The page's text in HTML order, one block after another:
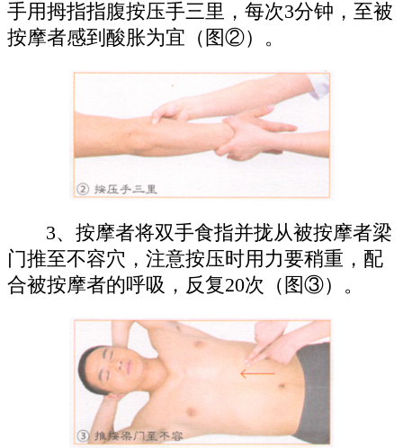
手用拇指指腹按压手三里，每次3分钟，至被
按摩者感到酸胀为宜（图②）。
3、按摩者将双手食指并拢从被按摩者梁
门推至不容穴，注意按压时用力要稍重，配
合被按摩者的呼吸，反复20次（图③）。